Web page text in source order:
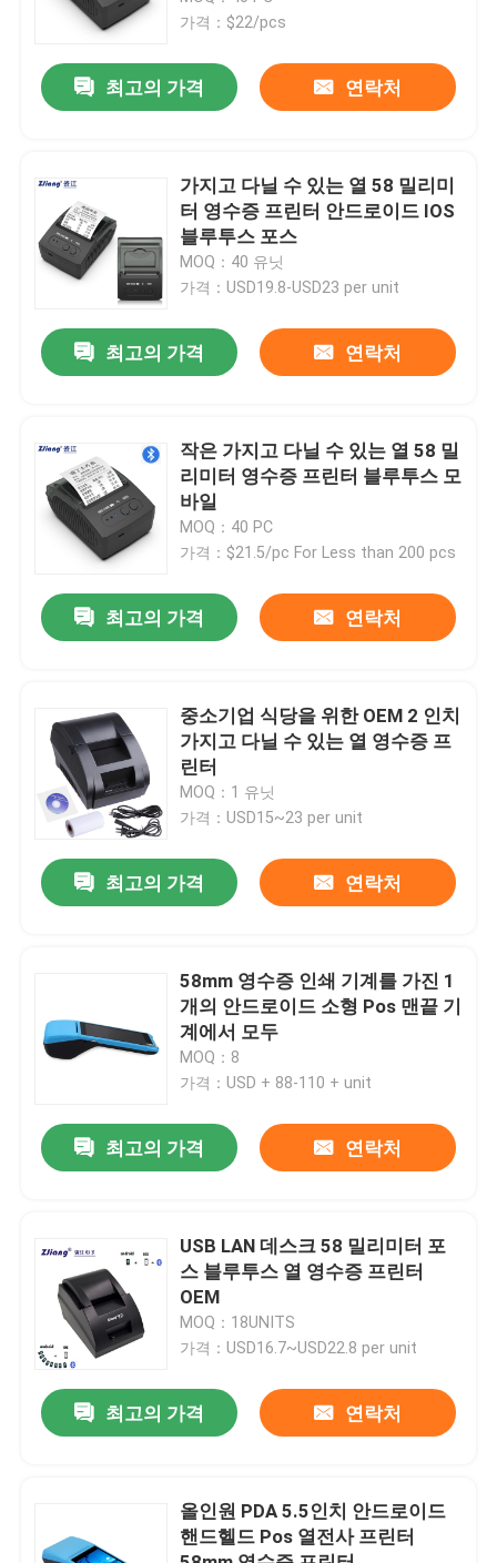
회사 소개
공장 투어
연락처
뉴스
모든 케이스
58 밀리미터 영수증 프린터
가격：$22/pcs
최고의 가격 연락처
가지고 다닐 수 있는 열 58 밀리미
터 영수증 프린터 안드로이드 IOS
블루투스 포스
MOQ：40 유닛
가격：USD19.8-USD23 per unit
최고의 가격 연락처
작은 가지고 다닐 수 있는 열 58 밀
리미터 영수증 프린터 블루투스 모
바일
MOQ：40 PC
가격：$21.5/pc For Less than 200 pcs
최고의 가격 연락처
중소기업 식당을 위한 OEM 2 인치
가지고 다닐 수 있는 열 영수증 프
린터
MOQ：1 유닛
가격：USD15~23 per unit
최고의 가격 연락처
58mm 영수증 인쇄 기계를 가진 1
개의 안드로이드 소형 Pos 맨끝 기
계에서 모두
MOQ：8
가격：USD + 88-110 + unit
최고의 가격 연락처
USB LAN 데스크 58 밀리미터 포
스 블루투스 열 영수증 프린터
OEM
MOQ：18UNITS
가격：USD16.7~USD22.8 per unit
최고의 가격 연락처
올인원 PDA 5.5인치 안드로이드
핸드헬드 Pos 열전사 프린터